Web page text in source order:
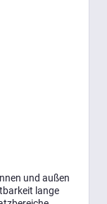
und außen
lange